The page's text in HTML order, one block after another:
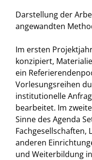
Darstellung der
angewandten
Im ersten
konzipiert,
ein
Vorlesungsreihen
institutionelle
bearbeitet. Im
Sinne des Agenda
Fachgesellschaften,
anderen
und Weiterbildung